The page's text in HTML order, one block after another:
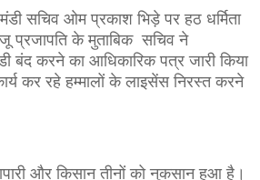
सचिव ओम प्रकाश भिड़े पर हठ धर्मिता
प्रजापति के मुताबिक सचिव ने
बंद करने का आधिकारिक पत्र जारी किया
कर रहे हम्मालों के लाइसेंस निरस्त करने
और किसान तीनों को नुकसान हुआ है।